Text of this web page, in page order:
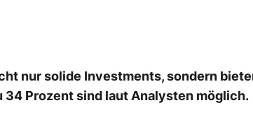
nur solide Investments, sondern
34 Prozent sind laut Analysten möglich.